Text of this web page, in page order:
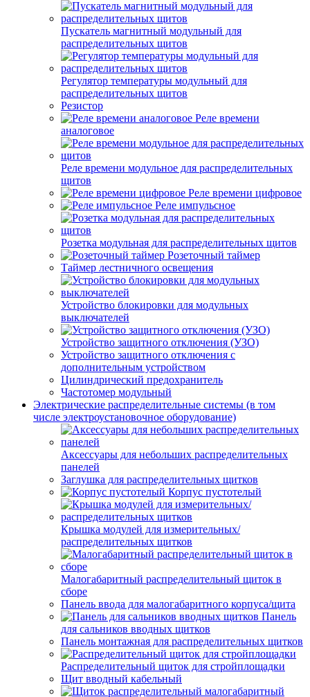
Пускатель магнитный модульный для
распределительных щитов
Регулятор температуры модульный для
распределительных щитов
Резистор
Реле времени
аналоговое
Реле времени модульное для распределительных
щитов
Реле времени цифровое
Реле импульсное
Розетка модульная для распределительных щитов
Розеточный таймер
Таймер лестничного освещения
Устройство блокировки для модульных
выключателей
Устройство защитного отключения (УЗО)
Устройство защитного отключения с
дополнительным устройством
Цилиндрический предохранитель
Частотомер модульный
Электрические распределительные системы (в том
числе электроустановочное оборудование)
Аксессуары для небольших распределительных
панелей
Заглушка для распределительных щитков
Корпус пустотелый
Крышка модулей для измерительных/
распределительных щитков
Малогабаритный распределительный щиток в
сборе
Панель ввода для малогабаритного корпуса/щита
Панель
для сальников вводных щитков
Панель монтажная для распределительных щитков
Распределительный щиток для стройплощадки
Щит вводный кабельный